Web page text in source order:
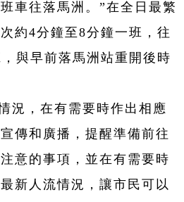
車往落馬洲。”在全日最繁
約4分鐘至8分鐘一班，往
與早前落馬洲站重開後時
況，在有需要時作出相應
傳和廣播，提醒準備前往
意的事項，並在有需要時
新人流情況，讓市民可以